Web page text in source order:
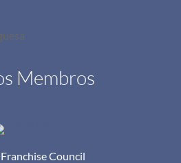
Membros
Council